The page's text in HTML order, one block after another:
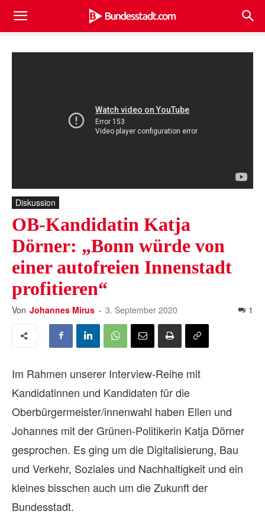
Diskussion
OB-Kandidatin Katja
Dörner: „Bonn würde von
einer autofreien Innenstadt
profitieren“
Von Johannes Mirus - 3. September 2020 1
Im Rahmen unserer Interview-Reihe mit
Kandidatinnen und Kandidaten für die
Oberbürgermeister/innenwahl haben Ellen und
Johannes mit der Grünen-Politikerin Katja Dörner
gesprochen. Es ging um die Digitalisierung, Bau
und Verkehr, Soziales und Nachhaltigkeit und ein
kleines bisschen auch um die Zukunft der
Bundesstadt.